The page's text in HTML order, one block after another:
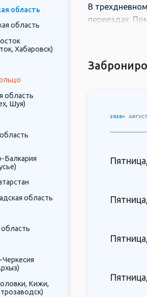
область
область
Хабаровск)
область
Шуя)
Балкария
область
Кижи,
В
переездах.
2026> АВГУСТ